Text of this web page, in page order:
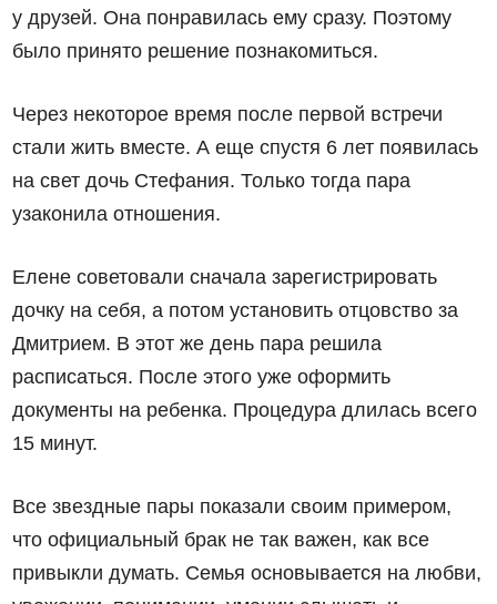
у друзей. Она понравилась ему сразу. Поэтому
было принято решение познакомиться.
Через некоторое время после первой встречи
стали жить вместе. А еще спустя 6 лет появилась
на свет дочь Стефания. Только тогда пара
узаконила отношения.
Елене советовали сначала зарегистрировать
дочку на себя, а потом установить отцовство за
Дмитрием. В этот же день пара решила
расписаться. После этого уже оформить
документы на ребенка. Процедура длилась всего
15 минут.
Все звездные пары показали своим примером,
что официальный брак не так важен, как все
привыкли думать. Семья основывается на любви,